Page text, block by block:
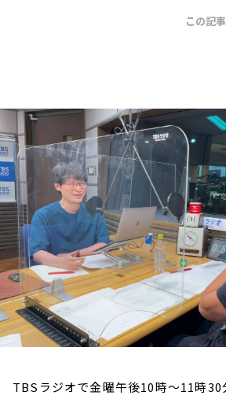
お知らせ
イベント・グッズ
YouTube
会社情報
この記
TBSラジオで金曜午後10時～11時30